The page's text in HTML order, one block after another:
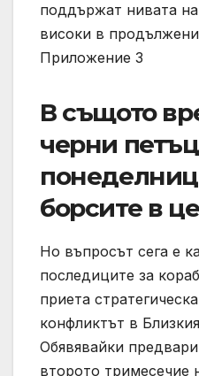
поддържат нивата
високи в
Приложение 3
В същото
черни
борсите в
Но въпросът сега е
последиците за
приета
конфликтът в
Обявявайки
второто тримесечие